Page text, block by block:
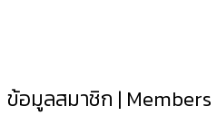
ข้อมูลสมาชิก |